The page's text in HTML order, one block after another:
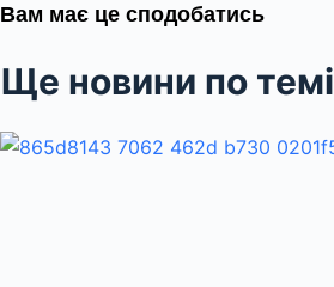
Вам має це сподобатись
Ще новини по темі